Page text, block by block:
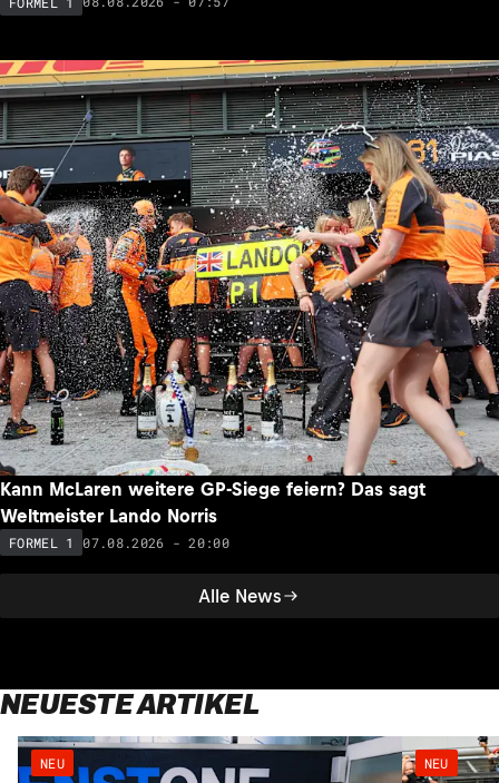
Alle News
Kann McLaren weitere GP-Siege feiern? Das sagt
Weltmeister Lando Norris
FORMEL 1 07.08.2026 - 20:00
NEUESTE ARTIKEL
NEU NEU